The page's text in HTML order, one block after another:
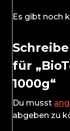
Es gibt noch
für
1000g“
Du musst
abgeben zu